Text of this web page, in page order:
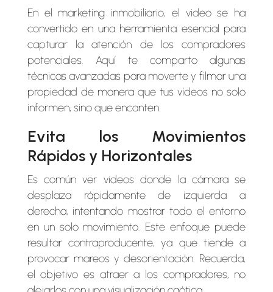
En el marketing inmobiliario, el video se ha
convertido en una herramienta esencial para
capturar la atención de los compradores
potenciales. Aquí te comparto algunas
técnicas avanzadas para moverte y filmar una
propiedad de manera que tus vídeos no solo
informen, sino que encanten.
Evita los Movimientos
Rápidos y Horizontales
Es común ver videos donde la cámara se
desplaza rápidamente de izquierda a
derecha, intentando mostrar todo el entorno
en un solo movimiento. Este enfoque puede
resultar contraproducente, ya que tiende a
provocar mareos y desorientación. Recuerda,
el objetivo es atraer a los compradores, no